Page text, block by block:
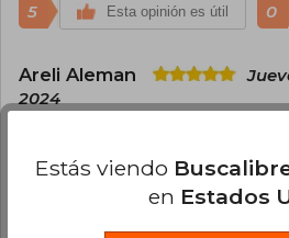
5 Esta opinión es útil 0
Areli Aleman
2024
condiciones. Es una edición
Estás viendo
en Estados